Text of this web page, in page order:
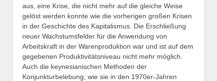
aus, eine Krise, die nicht mehr auf die gleiche Weise
gelöst werden konnte wie die vorherigen großen Krisen
in der Geschichte des Kapitalismus. Die Erschließung
neuer Wachstumsfelder für die Anwendung von
Arbeitskraft in der Warenproduktion war und ist auf dem
gegebenen Produktivitätsniveau nicht mehr möglich
Auch die keynesianischen Methoden der
Konjunkturbelebung, wie sie in den 1970er-Jahren